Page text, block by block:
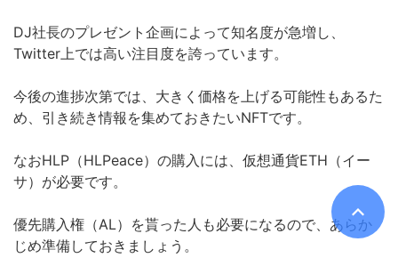
DJ社長のプレゼント企画によって知名度が急増し、
Twitter上では高い注目度を誇っています。
今後の進捗次第では、大きく価格を上げる可能性もあるた
め、引き続き情報を集めておきたいNFTです。
なおHLP（HLPeace）の購入には、仮想通貨ETH（イー
サ）が必要です。
優先購入権（AL）を貰った人も必要になるので、あらか
じめ準備しておきましょう。